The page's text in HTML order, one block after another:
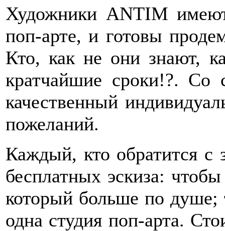
Художники ANTIM
поп-арте, и готовы
Кто, как не они знают,
кратчайшие сроки!?. Со
качественный
пожеланий.
Каждый, кто обратится с
бесплатных эскиза:
который больше по душе;
одна студия поп-арта.